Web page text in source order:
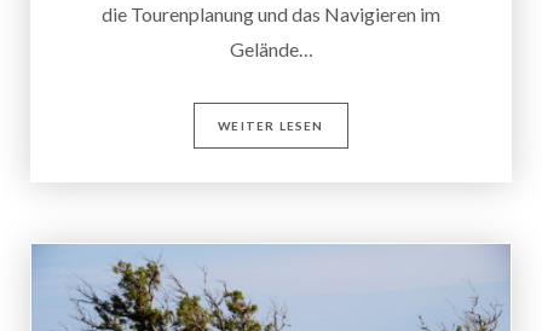
die Tourenplanung und das Navigieren im
Gelände…
WEITER LESEN